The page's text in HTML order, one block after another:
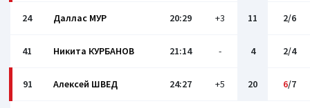
24 Даллас МУР 20:29 +3 11 2/6
41 Никита КУРБАНОВ 21:14 - 4 2/4
91 Алексей ШВЕД 24:27 +5 20 6/7